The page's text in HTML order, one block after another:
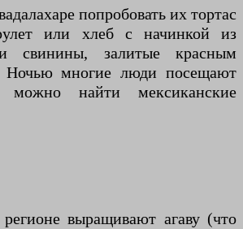
попробовать их тортас
или хлеб с начинкой из
свинины, залитые красным
Ночью многие люди посещают
можно найти мексиканские
выращивают агаву (что